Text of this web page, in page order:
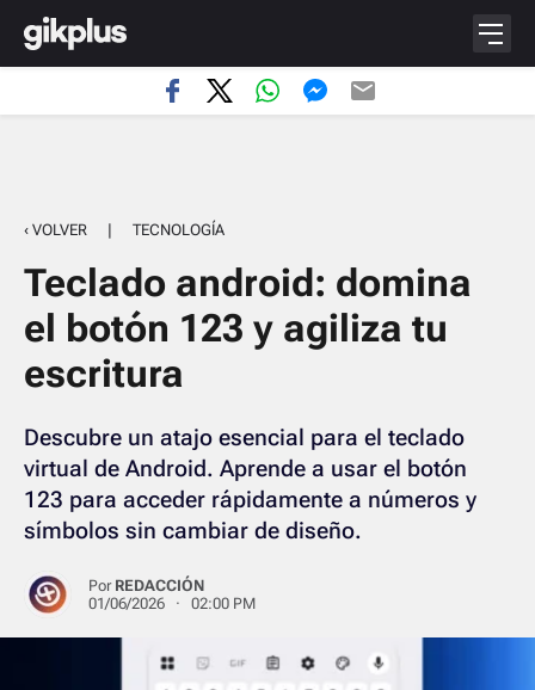
‹ VOLVER | TECNOLOGÍA
Teclado android: domina
el botón 123 y agiliza tu
escritura
Descubre un atajo esencial para el teclado
virtual de Android. Aprende a usar el botón
123 para acceder rápidamente a números y
símbolos sin cambiar de diseño.
Por REDACCIÓN
01/06/2026 · 02:00 PM